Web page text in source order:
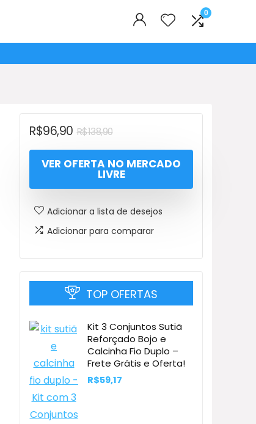
0
R$138,90O
preço
original
era:
R$96,90
O
preço
atual
é:
VER OFERTA NO MERCADO
LIVRE
Adicionar a lista de desejos
Adicionar para comparar
TOP OFERTAS
Kit 3 Conjuntos Sutiã
Reforçado Bojo e
Calcinha Fio Duplo –
Frete Grátis e Oferta!
R$59,17